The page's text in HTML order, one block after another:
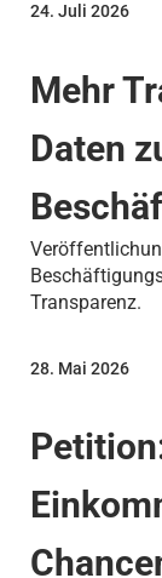
Mehr
Daten
24. Juli 2026
Transparenz.
28. Mai 2026